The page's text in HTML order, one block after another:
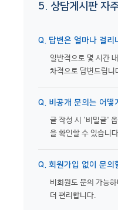
5. 상담게시판 자
Q. 답변은 얼마나 걸리
일반적으로 몇 시간
차적으로 답변드립니
Q. 비공개 문의는 어떻
글 작성 시 '비밀글'
을 확인할 수 있습니
Q. 회원가입 없이 문의
비회원도 문의 가능
더 편리합니다.